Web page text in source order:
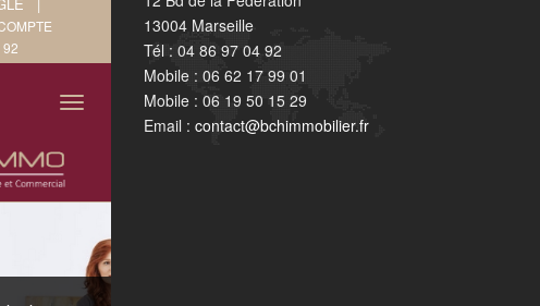
13004 Marseille
Tél : 04 86 97 04 92
Mobile : 06 62 17 99 01
Mobile : 06 19 50 15 29
Email : contact@bchimmobilier.fr